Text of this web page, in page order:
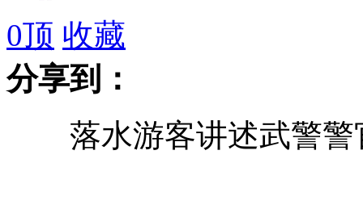
艾滋病婴儿首次被"功能性治愈"
婚恋观调研报告称男士压力大
人头马公司否认其产品塑化剂超标
0顶 收藏
分享到：
落水游客讲述武警警